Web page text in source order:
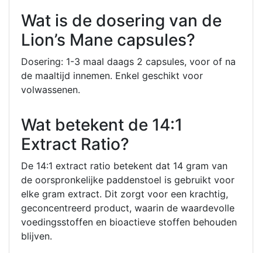
Wat is de dosering van de
Lion’s Mane capsules?
Dosering: 1-3 maal daags 2 capsules, voor of na
de maaltijd innemen. Enkel geschikt voor
volwassenen.
Wat betekent de 14:1
Extract Ratio?
De 14:1 extract ratio betekent dat 14 gram van
de oorspronkelijke paddenstoel is gebruikt voor
elke gram extract. Dit zorgt voor een krachtig,
geconcentreerd product, waarin de waardevolle
voedingsstoffen en bioactieve stoffen behouden
blijven.